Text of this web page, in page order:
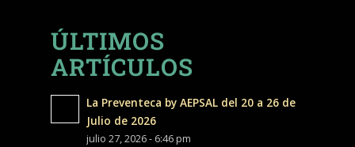
ÚLTIMOS
ARTÍCULOS
La Preventeca by AEPSAL del 20 a 26 de
Julio de 2026
julio 27, 2026 - 6:46 pm